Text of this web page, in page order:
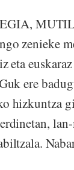
zenieke
eta
ere
hizkuntza